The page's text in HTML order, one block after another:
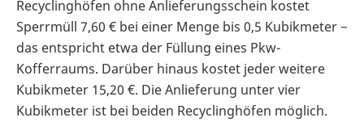
Recyclinghöfen ohne Anlieferungsschein kostet
Sperrmüll 7,60 € bei einer Menge bis 0,5 Kubikmeter −
das entspricht etwa der Füllung eines Pkw-
Kofferraums. Darüber hinaus kostet jeder weitere
Kubikmeter 15,20 €. Die Anlieferung unter vier
Kubikmeter ist bei beiden Recyclinghöfen möglich.